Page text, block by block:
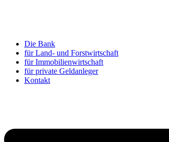
Die Bank
für Land- und Forstwirtschaft
für Immobilienwirtschaft
für private Geldanleger
Kontakt